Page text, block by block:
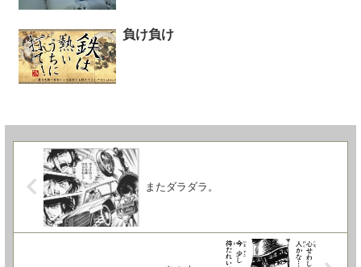
負け負け
またダラダラ。